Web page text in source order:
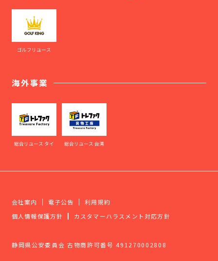
ゴルフリユース
海外事業
総合リユース タイ 総合リユース 台湾
会社案内 電子公告
利用規約
個人情報保護方針
カスタマーハラスメント対応方針
静岡県公安委員会 古物商許可番号 491270002808